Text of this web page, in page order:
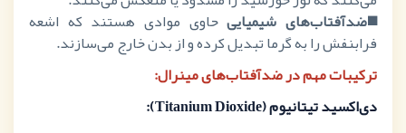
◼️ضدآفتاب‌های شیمیاییحاوی موادی هستند که اشعه
فرابنفش را به گرما تبدیل کرده و از بدن خارج می‌سازند.
ترکیبات مهم در ضدآفتاب‌های مینرال:
دی‌اکسید تیتانیوم (Titanium Dioxide
):